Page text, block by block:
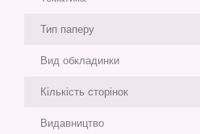
Тип паперу
Вид обкладинки
Кількість сторінок
Видавництво